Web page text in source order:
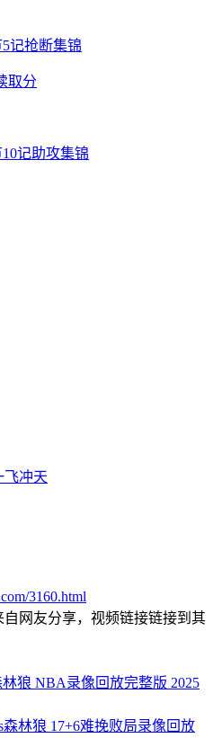
记抢断集锦
取分
记助攻集锦
飞冲天
3160.html
网友分享，视频链接链接到其
林狼 NBA录像回放完整版 2025
林狼 17+6难挽败局录像回放